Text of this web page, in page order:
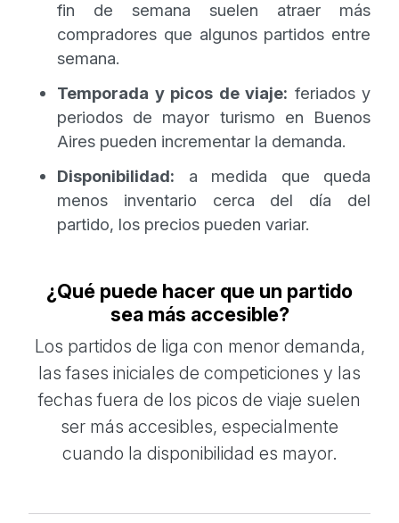
fin de semana suelen atraer más
compradores que algunos partidos entre
semana.
Temporada y picos de viaje: feriados y
periodos de mayor turismo en Buenos
Aires pueden incrementar la demanda.
Disponibilidad: a medida que queda
menos inventario cerca del día del
partido, los precios pueden variar.
¿Qué puede hacer que un partido
sea más accesible?
Los partidos de liga con menor demanda,
las fases iniciales de competiciones y las
fechas fuera de los picos de viaje suelen
ser más accesibles, especialmente
cuando la disponibilidad es mayor.